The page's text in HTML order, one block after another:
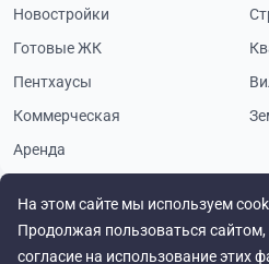
На этом сайте мы используем
Продолжая пользоваться сайтом,
согласие на использование этих
Будьте в
Новостройки
Готовые ЖК
Пентхаусы
Коммерческая
Аренда